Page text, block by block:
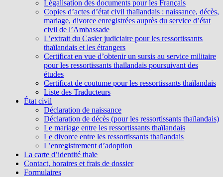
Légalisation des documents pour les Français
Copies d’actes d’état civil thaïlandais : naissance, décès,
mariage, divorce enregistrées auprès du service d’état
civil de l’Ambassade
L’extrait du Casier judiciaire pour les ressortissants
thaïlandais et les étrangers
Certificat en vue d’obtenir un sursis au service militaire
pour les ressortissants thaïlandais poursuivant des
études
Certificat de coutume pour les ressortissants thaïlandais
Liste des Traducteurs
État civil
Déclaration de naissance
Déclaration de décès (pour les ressortissants thaïlandais)
Le mariage entre les ressortissants thaïlandais
Le divorce entre les ressortissants thaïlandais
L’enregistrement d’adoption
La carte d’identité thaïe
Contact, horaires et frais de dossier
Formulaires